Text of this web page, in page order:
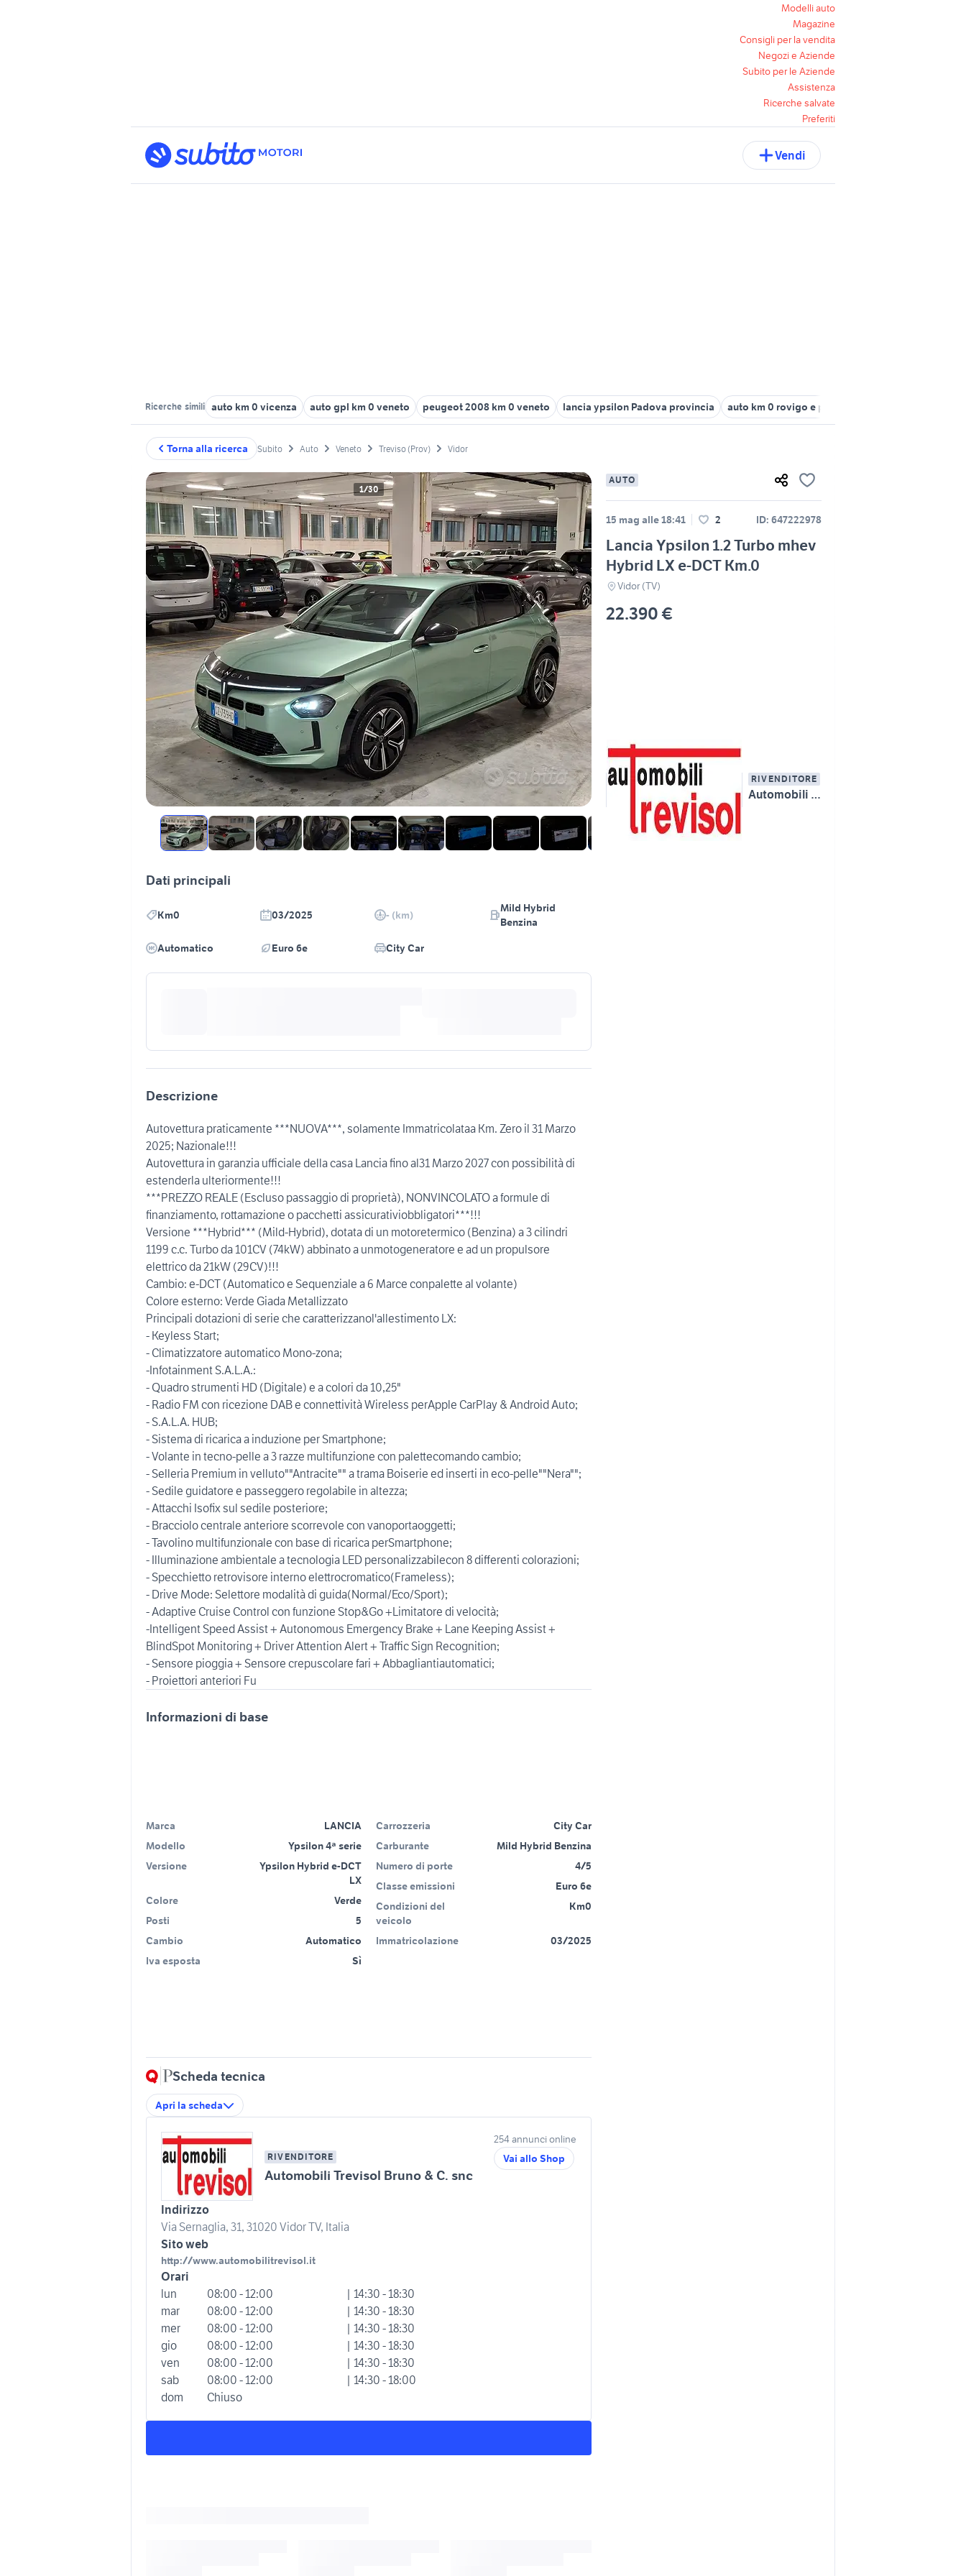
Modelli auto
Magazine
Consigli per la vendita
Negozi e Aziende
Subito per le Aziende
Assistenza
Ricerche salvate
Preferiti
Vendi
Ricerche simili auto km 0 vicenza auto gpl km 0 veneto peugeot 2008 km 0 veneto lancia ypsilon Padova provincia auto km 0 rovigo e provincia
Torna alla ricerca Subito Auto Veneto Treviso (Prov) Vidor
1/30
AUTO
15 mag alle 18:41 2 ID: 647222978
Lancia Ypsilon 1.2 Turbo mhev
Hybrid LX e-DCT Km.0
Vidor (TV)
22.390 €
RIVENDITORE
Automobili Trevisol Bruno & C. snc
Dati principali
Km0 03/2025 - (km)
Mild Hybrid
Benzina
Automatico
Euro 6e City Car
Descrizione
Autovettura praticamente ***NUOVA***, solamente Immatricolataa Km. Zero il 31 Marzo
2025; Nazionale!!!
Autovettura in garanzia ufficiale della casa Lancia fino al31 Marzo 2027 con possibilità di
estenderla ulteriormente!!!
***PREZZO REALE (Escluso passaggio di proprietà), NONVINCOLATO a formule di
finanziamento, rottamazione o pacchetti assicurativiobbligatori***!!!
Versione ***Hybrid*** (Mild-Hybrid), dotata di un motoretermico (Benzina) a 3 cilindri
1199 c.c. Turbo da 101CV (74kW) abbinato a unmotogeneratore e ad un propulsore
elettrico da 21kW (29CV)!!!
Cambio: e-DCT (Automatico e Sequenziale a 6 Marce conpalette al volante)
Colore esterno: Verde Giada Metallizzato
Principali dotazioni di serie che caratterizzanol'allestimento LX:
- Keyless Start;
- Climatizzatore automatico Mono-zona;
-Infotainment S.A.L.A.:
- Quadro strumenti HD (Digitale) e a colori da 10,25"
- Radio FM con ricezione DAB e connettività Wireless perApple CarPlay & Android Auto;
- S.A.L.A. HUB;
- Sistema di ricarica a induzione per Smartphone;
- Volante in tecno-pelle a 3 razze multifunzione con palettecomando cambio;
- Selleria Premium in velluto""Antracite"" a trama Boiserie ed inserti in eco-pelle""Nera"";
- Sedile guidatore e passeggero regolabile in altezza;
- Attacchi Isofix sul sedile posteriore;
- Bracciolo centrale anteriore scorrevole con vanoportaoggetti;
- Tavolino multifunzionale con base di ricarica perSmartphone;
- Illuminazione ambientale a tecnologia LED personalizzabilecon 8 differenti colorazioni;
- Specchietto retrovisore interno elettrocromatico(Frameless);
- Drive Mode: Selettore modalità di guida(Normal/Eco/Sport);
- Adaptive Cruise Control con funzione Stop&Go +Limitatore di velocità;
-Intelligent Speed Assist + Autonomous Emergency Brake + Lane Keeping Assist +
BlindSpot Monitoring + Driver Attention Alert + Traffic Sign Recognition;
- Sensore pioggia + Sensore crepuscolare fari + Abbagliantiautomatici;
- Proiettori anteriori Fu
Informazioni di base
Marca
LANCIA
Modello
Ypsilon 4ª serie
Versione
Ypsilon Hybrid e-DCT
LX
Colore
Verde
Posti
5
Cambio
Automatico
Iva esposta
Sì
Carrozzeria
City Car
Carburante
Mild Hybrid Benzina
Numero di porte
4/5
Classe emissioni
Euro 6e
Condizioni del
veicolo
Km0
Immatricolazione 03/2025
Scheda tecnica
Apri la scheda
RIVENDITORE
Automobili Trevisol Bruno & C. snc
Indirizzo
Via Sernaglia, 31, 31020 Vidor TV, Italia
Sito web
http://www.automobilitrevisol.it
Orari
lun
08:00 - 12:00
| 14:30 - 18:30
mar
08:00 - 12:00
| 14:30 - 18:30
mer
08:00 - 12:00
| 14:30 - 18:30
gio
08:00 - 12:00
| 14:30 - 18:30
ven
08:00 - 12:00
| 14:30 - 18:30
sab
08:00 - 12:00
| 14:30 - 18:00
dom
Chiuso
254 annunci online
Vai allo Shop